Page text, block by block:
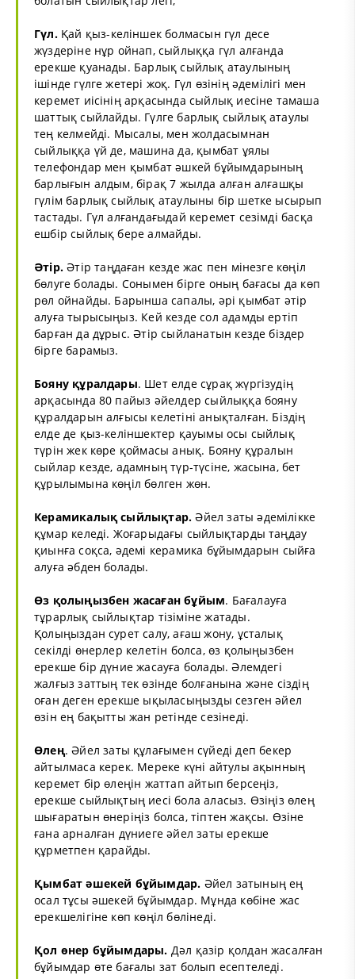
Гүл.Қай қыз-келіншек болмасын гүл десе
жүздеріне нұр ойнап, сыйлыққа гүл алғанда
ерекше қуанады. Барлық сыйлық атаулының
ішінде гүлге жетері жоқ. Гүл өзінің әдемілігі мен
керемет иісінің арқасында сыйлық иесіне тамаша
шаттық сыйлайды. Гүлге барлық сыйлық атаулы
тең келмейді. Мысалы, мен жолдасымнан
сыйлыққа үй де, машина да, қымбат ұялы
телефондар мен қымбат әшкей бұйымдарының
барлығын алдым, бірақ 7 жылда алған алғашқы
гүлім барлық сыйлық атаулыны бір шетке ысырып
тастады. Гүл алғандағыдай керемет сезімді басқа
ешбір сыйлық бере алмайды.
Әтір.Әтір таңдаған кезде жас пен мінезге көңіл
бөлуге болады. Сонымен бірге оның бағасы да көп
рөл ойнайды. Барынша сапалы, әрі қымбат әтір
алуға тырысыңыз. Кей кезде сол адамды ертіп
барған да дұрыс. Әтір сыйланатын кезде біздер
бірге барамыз.
Бояну құралдары. Шет елде сұрақ жүргізудің
арқасында 80 пайыз әйелдер сыйлыққа бояну
құралдарын алғысы келетіні анықталған. Біздің
елде де қыз-келіншектер қауымы осы сыйлық
түрін жек көре қоймасы анық. Бояну құралын
сыйлар кезде, адамның түр-түсіне, жасына, бет
құрылымына көңіл бөлген жөн.
Керамикалық сыйлықтар. Әйел заты әдемілікке
құмар келеді. Жоғарыдағы сыйлықтарды таңдау
қиынға соқса, әдемі керамика бұйымдарын сыйға
алуға әбден болады.
Өз қолыңызбен жасаған бұйым. Бағалауға
тұрарлық сыйлықтар тізіміне жатады.
Қолыңыздан сурет салу, ағаш жону, ұсталық
секілді өнерлер келетін болса, өз қолыңызбен
ерекше бір дүние жасауға болады. Әлемдегі
жалғыз заттың тек өзінде болғанына және сіздің
оған деген ерекше ықыласыңызды сезген әйел
өзін ең бақытты жан ретінде сезінеді.
Өлең. Әйел заты құлағымен сүйеді деп бекер
айтылмаса керек. Мереке күні айтулы ақынның
керемет бір өлеңін жаттап айтып берсеңіз,
ерекше сыйлықтың иесі бола аласыз. Өзіңіз өлең
шығаратын өнеріңіз болса, тіптен жақсы. Өзіне
ғана арналған дүниеге әйел заты ерекше
құрметпен қарайды.
Қымбат әшекей бұйымдар. Әйел затының ең
осал тұсы әшекей бұйымдар. Мұнда көбіне жас
ерекшелігіне көп көңіл бөлінеді.
Қол өнер бұйымдары. Дәл қазір қолдан жасалған
бұйымдар өте бағалы зат болып есептеледі.